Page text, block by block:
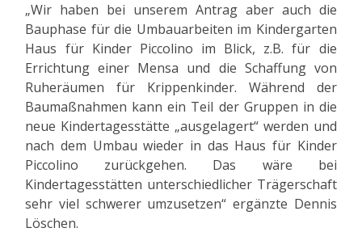
„Wir haben bei unserem Antrag aber auch die
Bauphase für die Umbauarbeiten im Kindergarten
Haus für Kinder Piccolino im Blick, z.B. für die
Errichtung einer Mensa und die Schaffung von
Ruheräumen für Krippenkinder. Während der
Baumaßnahmen kann ein Teil der Gruppen in die
neue Kindertagesstätte „ausgelagert“ werden und
nach dem Umbau wieder in das Haus für Kinder
Piccolino zurückgehen. Das wäre bei
Kindertagesstätten unterschiedlicher Trägerschaft
sehr viel schwerer umzusetzen“ ergänzte Dennis
Löschen.